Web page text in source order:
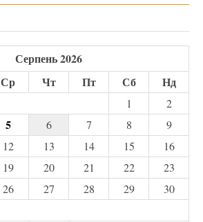
Серпень 2026
Ср Чт Пт Сб Нд
1
2
5 6 7 8
9
12 13 14 15
16
19 20 21 22
23
26 27 28 29
30